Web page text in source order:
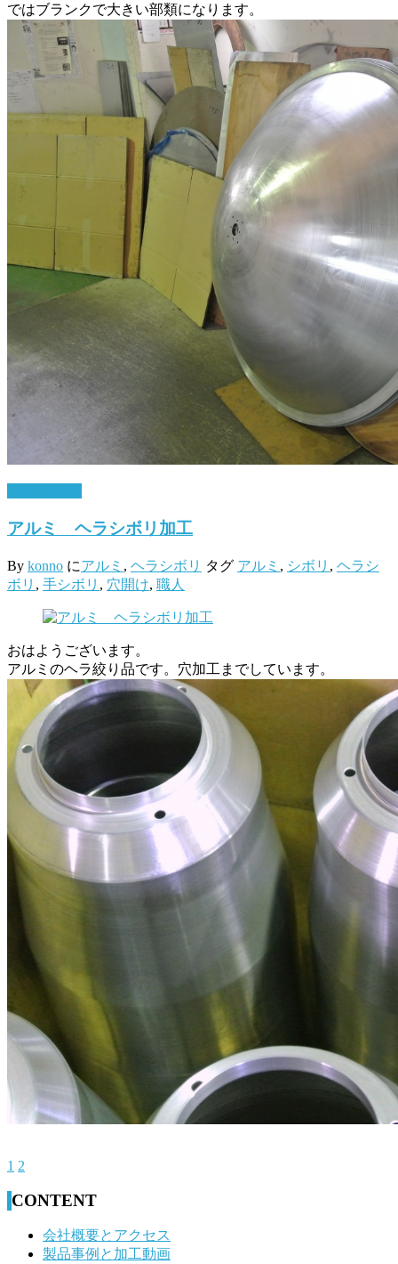
ではブランクで大きい部類になります。
アルミ ヘラシボリ加工
By konno にアルミ , ヘラシボリ タグ アルミ , シボリ , ヘラシ
ボリ , 手シボリ , 穴開け, 職人
おはようございます。
アルミのヘラ絞り品です。穴加工までしています。
1 2
CONTENT
会社概要とアクセス
製品事例と加工動画